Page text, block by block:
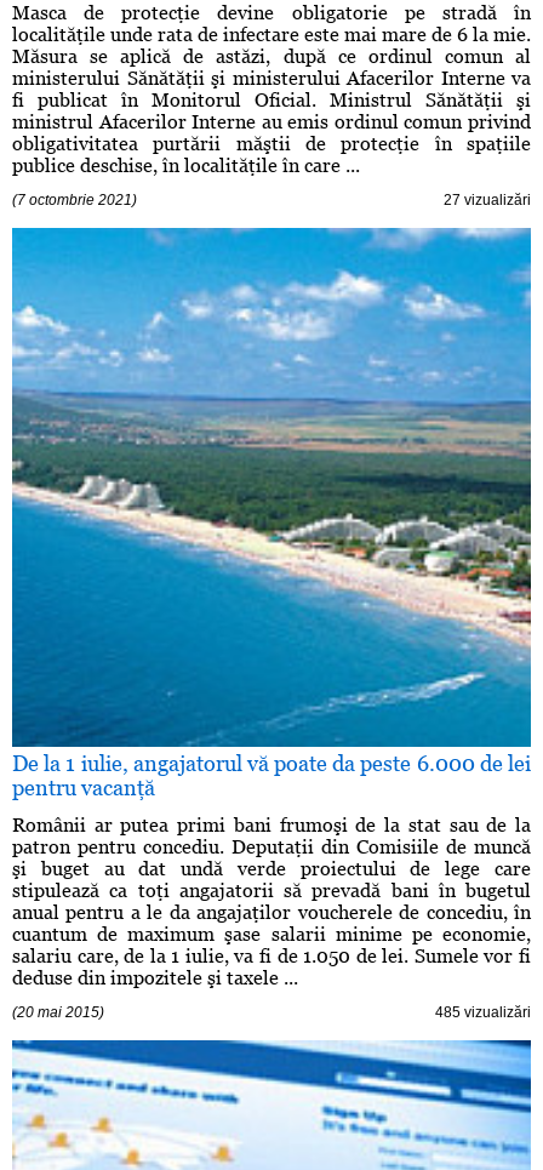
Masca de protecţie devine obligatorie pe stradă în
localităţile unde rata de infectare este mai mare de 6 la mie.
Măsura se aplică de astăzi, după ce ordinul comun al
ministerului Sănătăţii şi ministerului Afacerilor Interne va
fi publicat în Monitorul Oficial. Ministrul Sănătăţii şi
ministrul Afacerilor Interne au emis ordinul comun privind
obligativitatea purtării măştii de protecţie în spaţiile
publice deschise, în localităţile în care ...
(7 octombrie 2021) 27 vizualizări
De la 1 iulie, angajatorul vă poate da peste 6.000 de lei
pentru vacanţă
Românii ar putea primi bani frumoşi de la stat sau de la
patron pentru concediu. Deputaţii din Comisiile de muncă
şi buget au dat undă verde proiectului de lege care
stipulează ca toţi angajatorii să prevadă bani în bugetul
anual pentru a le da angajaţilor voucherele de concediu, în
cuantum de maximum şase salarii minime pe economie,
salariu care, de la 1 iulie, va fi de 1.050 de lei. Sumele vor fi
deduse din impozitele şi taxele ...
(20 mai 2015) 485 vizualizări